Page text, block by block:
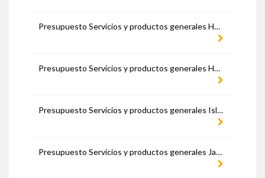
Presupuesto Servicios y productos generales Huelva
Presupuesto Servicios y productos generales Huesca
Presupuesto Servicios y productos generales Islas Baleares
Presupuesto Servicios y productos generales Jaén